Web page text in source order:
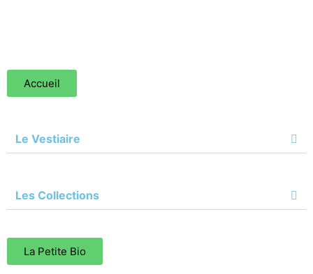
Accueil
Le Vestiaire
Les Collections
La Petite Bio